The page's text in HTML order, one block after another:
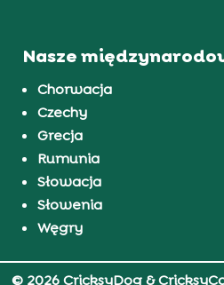
Nasze
Chorwacja
Czechy
Grecja
Rumunia
Słowacja
Słowenia
Węgry
© 2026 CricksyDog &